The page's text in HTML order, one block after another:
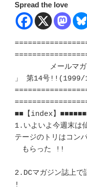
Spread the love
」 第14号!!(1999/
■■【index】
1.いよいよ今週末は
テージのトリはコン
もらった !!
2.DCマガジン誌上で
!